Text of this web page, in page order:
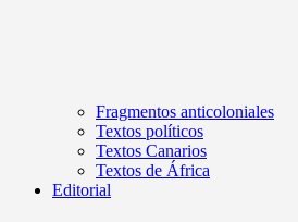
Fragmentos anticoloniales
Textos políticos
Textos Canarios
Textos de África
Editorial